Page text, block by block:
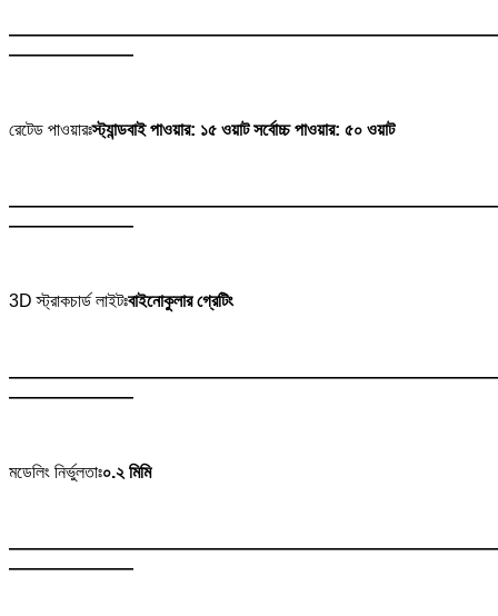
———————
রেটেড পাওয়ারঃস্ট্যান্ডবাই পাওয়ার: ১৫ ওয়াট সর্বোচ্চ পাওয়ার: ৫০ ওয়াট
———————
3D স্ট্রাকচার্ড লাইটঃবাইনোকুলার গ্রেটিং
———————
মডেলিং নির্ভুলতাঃ০.২ মিমি
———————